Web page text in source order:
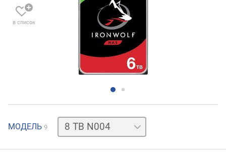
в список
МОДЕЛЬ 9
2
TB